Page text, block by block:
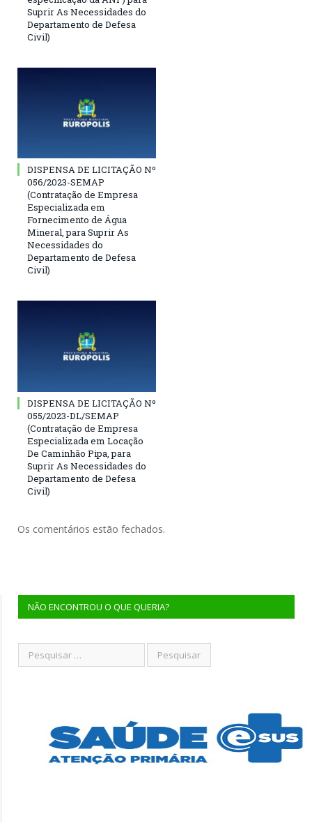
Suprir As Necessidades do
Departamento de Defesa
Civil)
DISPENSA DE LICITAÇÃO Nº
056/2023-SEMAP
(Contratação de Empresa
Especializada em
Fornecimento de Água
Mineral, para Suprir As
Necessidades do
Departamento de Defesa
Civil)
DISPENSA DE LICITAÇÃO Nº
055/2023-DL/SEMAP
(Contratação de Empresa
Especializada em Locação
De Caminhão Pipa, para
Suprir As Necessidades do
Departamento de Defesa
Civil)
Os comentários estão fechados.
NÃO ENCONTROU O QUE QUERIA?